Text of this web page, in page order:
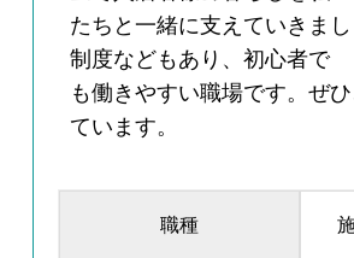
たちと一緒に支えていきま
制度などもあり、初心者で
も働きやすい職場です。ぜ
ています。
職種